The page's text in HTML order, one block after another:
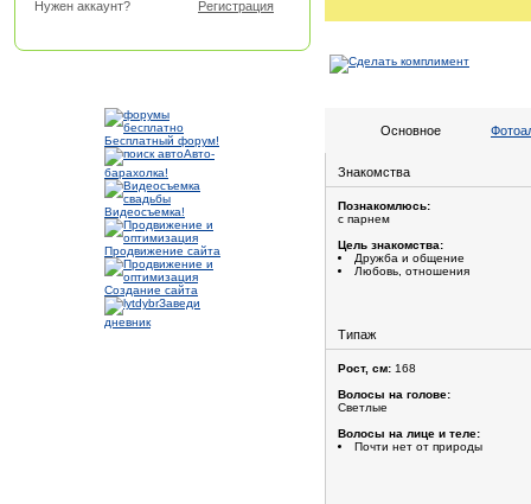
Нужен аккаунт? Регистрация
Бесплатный форум!
Авто-
барахолка!
Видеосъемка!
Продвижение сайта
Создание сайта
Заведи
дневник
Основное
Знакомства
Познакомлюсь:
с парнем
Цель знакомства:
Дружба и общение
Любовь, отношения
Типаж
Рост, см: 168
Волосы на голове:
Светлые
Волосы на лице и теле:
Почти нет от природы